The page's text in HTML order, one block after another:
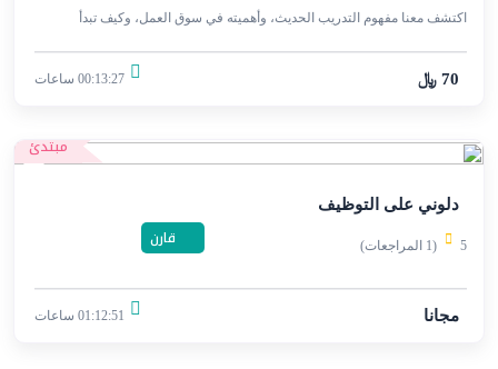
اكتشف معنا مفهوم التدريب الحديث، وأهميته في سوق العمل، وكيف تبدأ
مسيرتك المهنية كمدرب ناجح.
70 ﷼ 00:13:27 ساعات
مبتدئ
دلوني على التوظيف
5 (1 المراجعات) قارن
مجانا 01:12:51 ساعات